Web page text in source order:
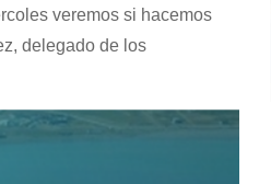
veremos si hacemos
delegado de los